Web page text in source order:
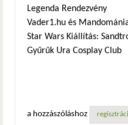
Legenda Rendezvény
Vader1.hu és
Star Wars Kiállítás:
Gyűrűk Ura Cosplay Club
a hozzászóláshoz